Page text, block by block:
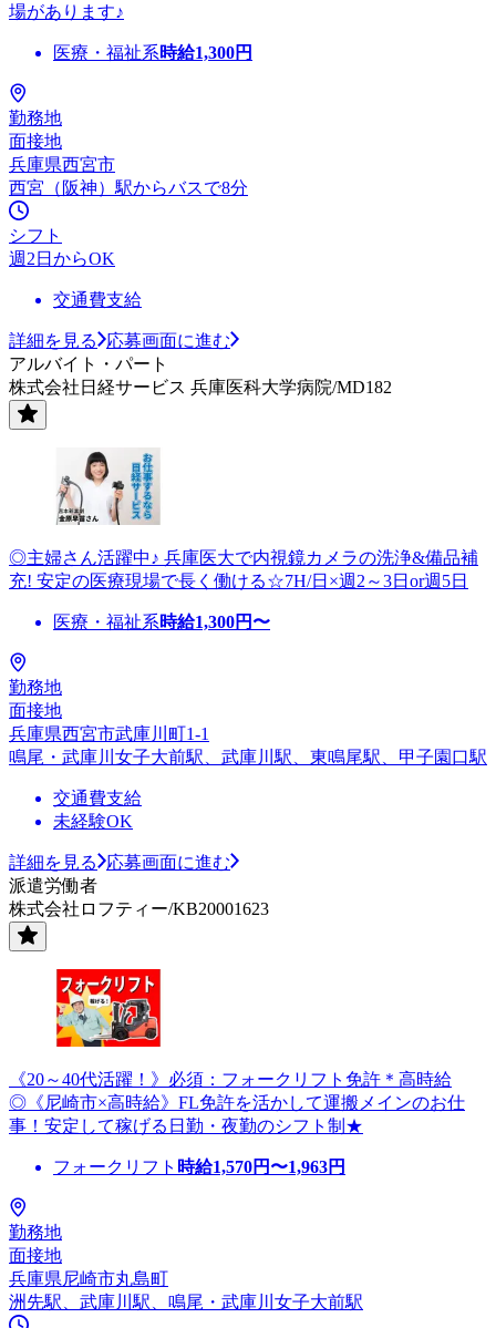
場があります♪
医療・福祉系時給1,300円
勤務地
面接地
兵庫県西宮市
西宮（阪神）駅からバスで8分
シフト
週2日からOK
交通費支給
詳細を見る
応募画面に進む
アルバイト・パート
株式会社日経サービス 兵庫医科大学病院/MD182
◎主婦さん活躍中♪ 兵庫医大で内視鏡カメラの洗浄&備品補
充! 安定の医療現場で長く働ける☆7H/日×週2～3日or週5日
医療・福祉系時給1,300円〜
勤務地
面接地
兵庫県西宮市武庫川町1-1
鳴尾・武庫川女子大前駅、武庫川駅、東鳴尾駅、甲子園口駅
交通費支給
未経験OK
詳細を見る
応募画面に進む
派遣労働者
株式会社ロフティー/KB20001623
《20～40代活躍！》必須：フォークリフト免許＊高時給
◎《尼崎市×高時給》FL免許を活かして運搬メインのお仕
事！安定して稼げる日勤・夜勤のシフト制★
フォークリフト 時給1,570円〜1,963円
勤務地
面接地
兵庫県尼崎市丸島町
洲先駅、武庫川駅、鳴尾・武庫川女子大前駅